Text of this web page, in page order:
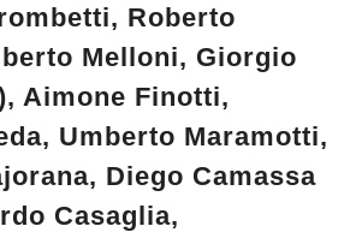
Roberto
Melloni, Giorgio
Aimone Finotti,
Umberto Maramotti,
Diego Camassa
Casaglia,